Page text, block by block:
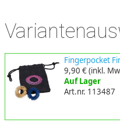
Fingerpocket
9,90 €(inkl.
Auf Lager
Art.nr. 113487